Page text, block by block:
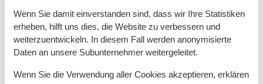
Microwelle
Spülmaschine
Teller
Toaster
Wenn Sie damit einverstanden sind, dass wir Ihre Statistiken
erheben, hilft uns dies, die Website zu verbessern und
weiterzuentwickeln. In diesem Fall werden anonymisierte
Daten an unsere Subunternehmer weitergeleitet.
Wenn Sie die Verwendung aller Cookies akzeptieren, erklären